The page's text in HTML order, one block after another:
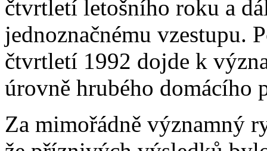
čtvrtletí letošního roku a
jednoznačnému vzestupu.
čtvrtletí 1992 dojde k
úrovně hrubého domácího
Za mimořádně významný